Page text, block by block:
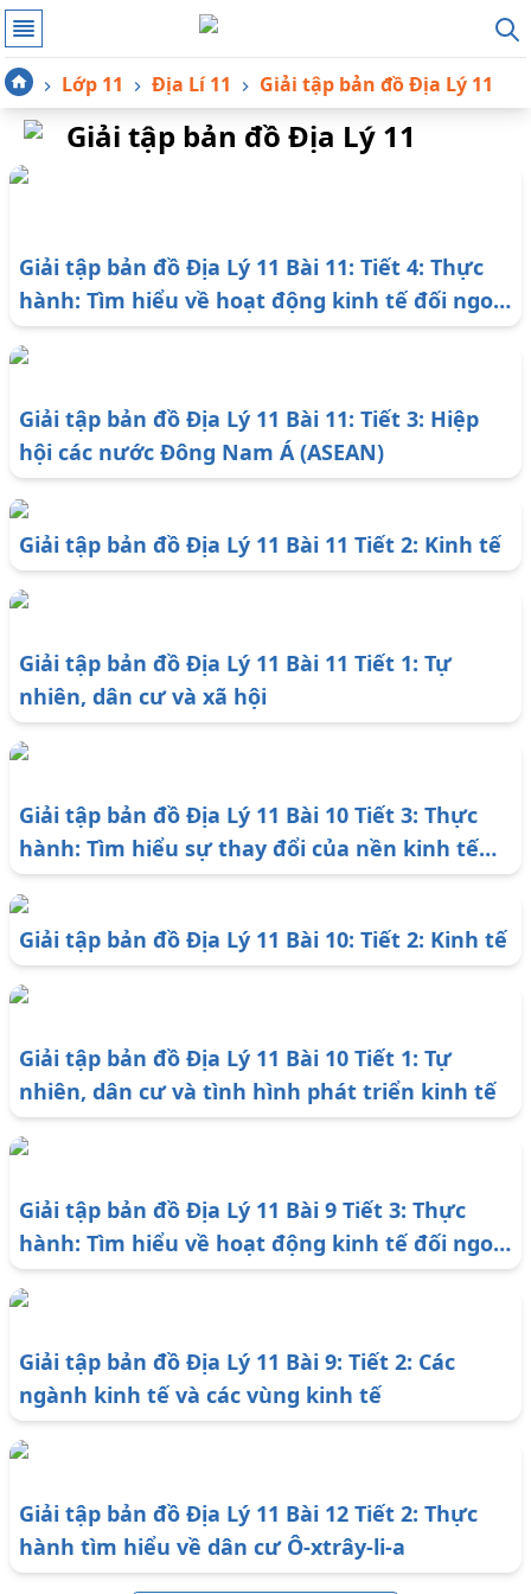
Lớp 11 Địa Lí 11 Giải tập bản đồ Địa Lý 11
Giải tập bản đồ Địa Lý 11
Giải tập bản đồ Địa Lý 11 Bài 11: Tiết 4: Thực
hành: Tìm hiểu về hoạt động kinh tế đối ngoại
của Đông Nam Á
Giải tập bản đồ Địa Lý 11 Bài 11: Tiết 3: Hiệp
hội các nước Đông Nam Á (ASEAN)
Giải tập bản đồ Địa Lý 11 Bài 11 Tiết 2: Kinh tế
Giải tập bản đồ Địa Lý 11 Bài 11 Tiết 1: Tự
nhiên, dân cư và xã hội
Giải tập bản đồ Địa Lý 11 Bài 10 Tiết 3: Thực
hành: Tìm hiểu sự thay đổi của nền kinh tế
Trung Quốc
Giải tập bản đồ Địa Lý 11 Bài 10: Tiết 2: Kinh tế
Giải tập bản đồ Địa Lý 11 Bài 10 Tiết 1: Tự
nhiên, dân cư và tình hình phát triển kinh tế
Giải tập bản đồ Địa Lý 11 Bài 9 Tiết 3: Thực
hành: Tìm hiểu về hoạt động kinh tế đối ngoại
của Nhật Bản
Giải tập bản đồ Địa Lý 11 Bài 9: Tiết 2: Các
ngành kinh tế và các vùng kinh tế
Giải tập bản đồ Địa Lý 11 Bài 12 Tiết 2: Thực
hành tìm hiểu về dân cư Ô-xtrây-li-a